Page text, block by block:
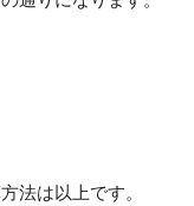
法は以上です。